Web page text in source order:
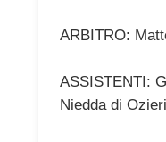
ARBITRO:
ASSISTENTI:
Niedda di Ozieri